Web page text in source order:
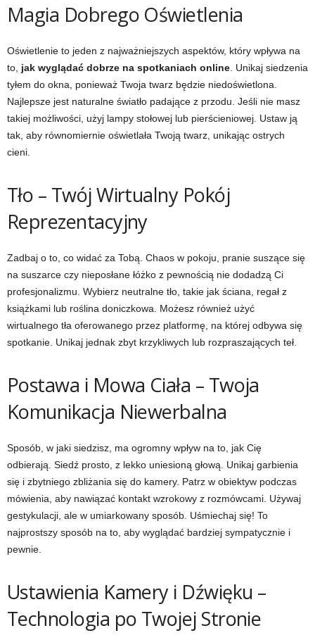
Magia Dobrego Oświetlenia
Oświetlenie to jeden z najważniejszych aspektów, który wpływa na
to, jak wyglądać dobrze na spotkaniach online . Unikaj siedzenia
tyłem do okna, ponieważ Twoja twarz będzie niedoświetlona.
Najlepsze jest naturalne światło padające z przodu. Jeśli nie masz
takiej możliwości, użyj lampy stołowej lub pierścieniowej. Ustaw ją
tak, aby równomiernie oświetlała Twoją twarz, unikając ostrych
cieni.
Tło – Twój Wirtualny Pokój
Reprezentacyjny
Zadbaj o to, co widać za Tobą. Chaos w pokoju, pranie suszące się
na suszarce czy nieposłane łóżko z pewnością nie dodadzą Ci
profesjonalizmu. Wybierz neutralne tło, takie jak ściana, regał z
książkami lub roślina doniczkowa. Możesz również użyć
wirtualnego tła oferowanego przez platformę, na której odbywa się
spotkanie. Unikaj jednak zbyt krzykliwych lub rozpraszających teł.
Postawa i Mowa Ciała – Twoja
Komunikacja Niewerbalna
Sposób, w jaki siedzisz, ma ogromny wpływ na to, jak Cię
odbierają. Siedź prosto, z lekko uniesioną głową. Unikaj garbienia
się i zbytniego zbliżania się do kamery. Patrz w obiektyw podczas
mówienia, aby nawiązać kontakt wzrokowy z rozmówcami. Używaj
gestykulacji, ale w umiarkowany sposób. Uśmiechaj się! To
najprostszy sposób na to, aby wyglądać bardziej sympatycznie i
pewnie.
Ustawienia Kamery i Dźwięku –
Technologia po Twojej Stronie